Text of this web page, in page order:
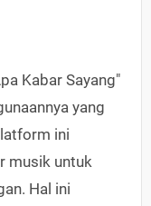
Kabar Sayang"
yang
ini
musik untuk
Hal ini